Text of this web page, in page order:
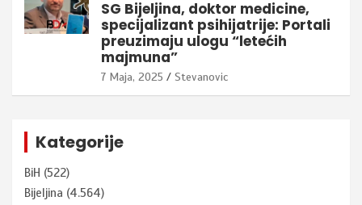
SG Bijeljina, doktor medicine,
specijalizant psihijatrije: Portali
preuzimaju ulogu “letećih
majmuna”
7 Maja, 2025 Stevanovic
Kategorije
BiH (522)
Bijeljina (4.564)